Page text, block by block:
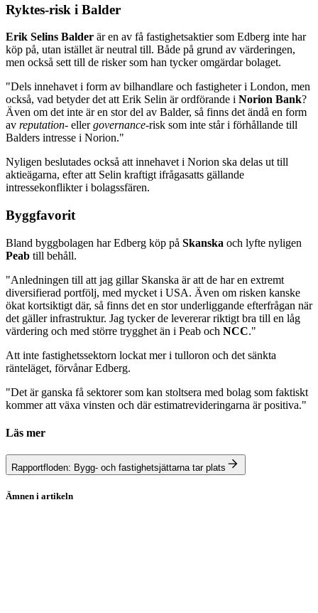
Ryktes-risk i Balder
Erik Selins Balder är en av få fastighetsaktier som Edberg inte har
köp på, utan istället är neutral till. Både på grund av värderingen,
men också sett till de risker som han tycker omgärdar bolaget.
"Dels innehavet i form av bilhandlare och fastigheter i London, men
också, vad betyder det att Erik Selin är ordförande i Norion Bank?
Även om det inte är en stor del av Balder, så finns det ändå en form
av reputation- ellergovernance-risk som inte står i förhållande till
Balders intresse i Norion."
Nyligen beslutades också att innehavet i Norion ska delas ut till
aktieägarna, efter att Selin kraftigt ifrågasatts gällande
intressekonflikter i bolagssfären.
Byggfavorit
Bland byggbolagen har Edberg köp på Skanska och lyfte nyligen
Peab till behåll.
"Anledningen till att jag gillar Skanska är att de har en extremt
diversifierad portfölj, med mycket i USA. Även om risken kanske
ökat kortsiktigt där, så finns det en stor underliggande efterfrågan när
det gäller infrastruktur. Jag tycker de levererar riktigt bra till en låg
värdering och med större trygghet än i Peab och NCC."
Att inte fastighetssektorn lockat mer i tulloron och det sänkta
ränteläget, förvånar Edberg.
"Det är ganska få sektorer som kan stoltsera med bolag som faktiskt
kommer att växa vinsten och där estimatrevideringarna är positiva."
Läs mer
Rapportfloden: Bygg- och fastighetsjättarna tar plats
Ämnen i artikeln